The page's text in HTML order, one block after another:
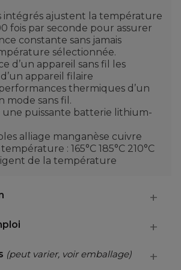
intégrés ajustent la température
fois par seconde pour assurer
constante sans jamais
sélectionnée.
d’un appareil sans fil les
appareil filaire
thermiques d’un
mode sans fil.
puissante batterie lithium-
alliage manganèse cuivre
: 165°C 185°C 210°C
de la température
(peut varier, voir emballage)